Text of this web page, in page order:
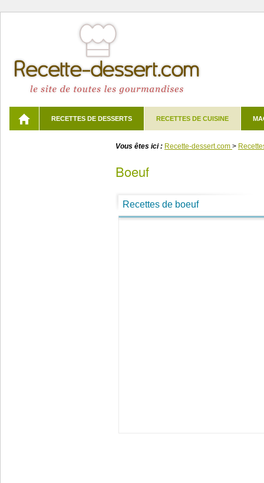
RECETTES DE DESSERTS RECETTES DE CUISINE
Vous êtes ici : Recette-dessert.com >
boeuf
Recettes de boeuf